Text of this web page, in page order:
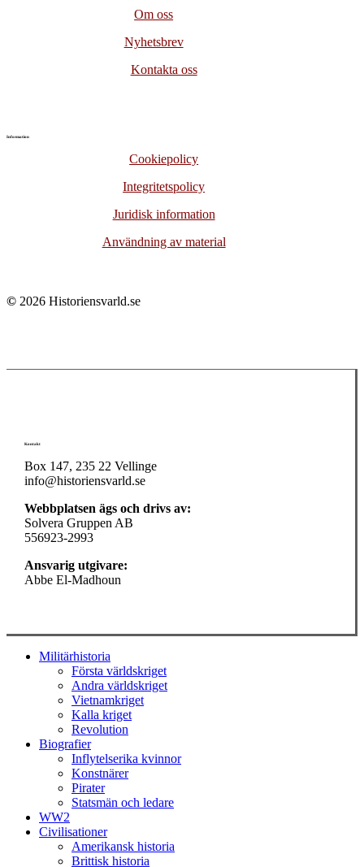
Om oss
Nyhetsbrev
Kontakta oss
Information
Cookiepolicy
Integritetspolicy
Juridisk information
Användning av material
© 2026 Historiensvarld.se
Kontakt
Box 147, 235 22 Vellinge
info@historiensvarld.se
Webbplatsen ägs och drivs av:
Solvera Gruppen AB
556923-2993
Ansvarig utgivare:
Abbe El-Madhoun
Close
Militärhistoria
Första världskriget
Andra världskriget
Vietnamkriget
Kalla kriget
Revolution
Biografier
Inflytelserika kvinnor
Konstnärer
Pirater
Statsmän och ledare
WW2
Civilisationer
Amerikansk historia
Brittisk historia